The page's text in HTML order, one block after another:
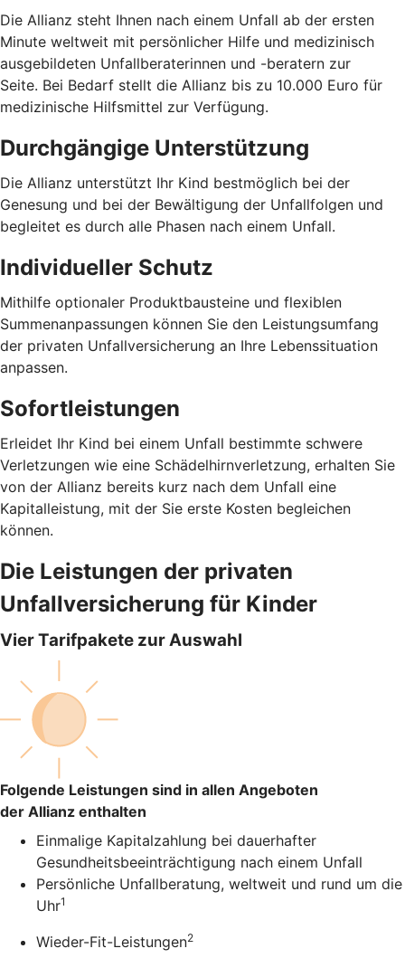
Die Allianz steht Ihnen nach einem Unfall ab der ersten
Minute weltweit mit persönlicher Hilfe und medizinisch
ausgebildeten Unfallberaterinnen und -beratern zur
Seite. Bei Bedarf stellt die Allianz bis zu 10.000 Euro für
medizinische Hilfsmittel zur Verfügung.
Durchgängige Unterstützung
Die Allianz unterstützt Ihr Kind bestmöglich bei der
Genesung und bei der Bewältigung der Unfallfolgen und
begleitet es durch alle Phasen nach einem Unfall.
Individueller Schutz
Mithilfe optionaler Produktbausteine und flexiblen
Summenanpassungen können Sie den Leistungsumfang
der privaten Unfallversicherung an Ihre Lebenssituation
anpassen.
Sofortleistungen
Erleidet Ihr Kind bei einem Unfall bestimmte schwere
Verletzungen wie eine Schädelhirnverletzung, erhalten Sie
von der Allianz bereits kurz nach dem Unfall eine
Kapitalleistung, mit der Sie erste Kosten begleichen
können.
Die Leistungen der privaten
Unfallversicherung für Kinder
Vier Tarifpakete zur Auswahl
Folgende Leistungen sind in allen Angeboten
der Allianz enthalten
Einmalige Kapitalzahlung bei dauerhafter
Gesundheitsbeeinträchtigung nach einem Unfall
Persönliche Unfallberatung, weltweit und rund um die
Uhr1
Wieder-Fit-Leistungen2